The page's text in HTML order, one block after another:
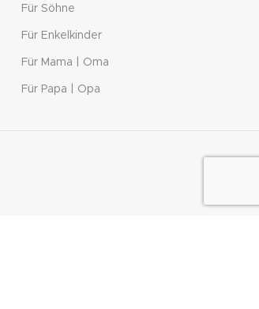
Für Söhne
Für Enkelkinder
Für Mama | Oma
Für Papa | Opa